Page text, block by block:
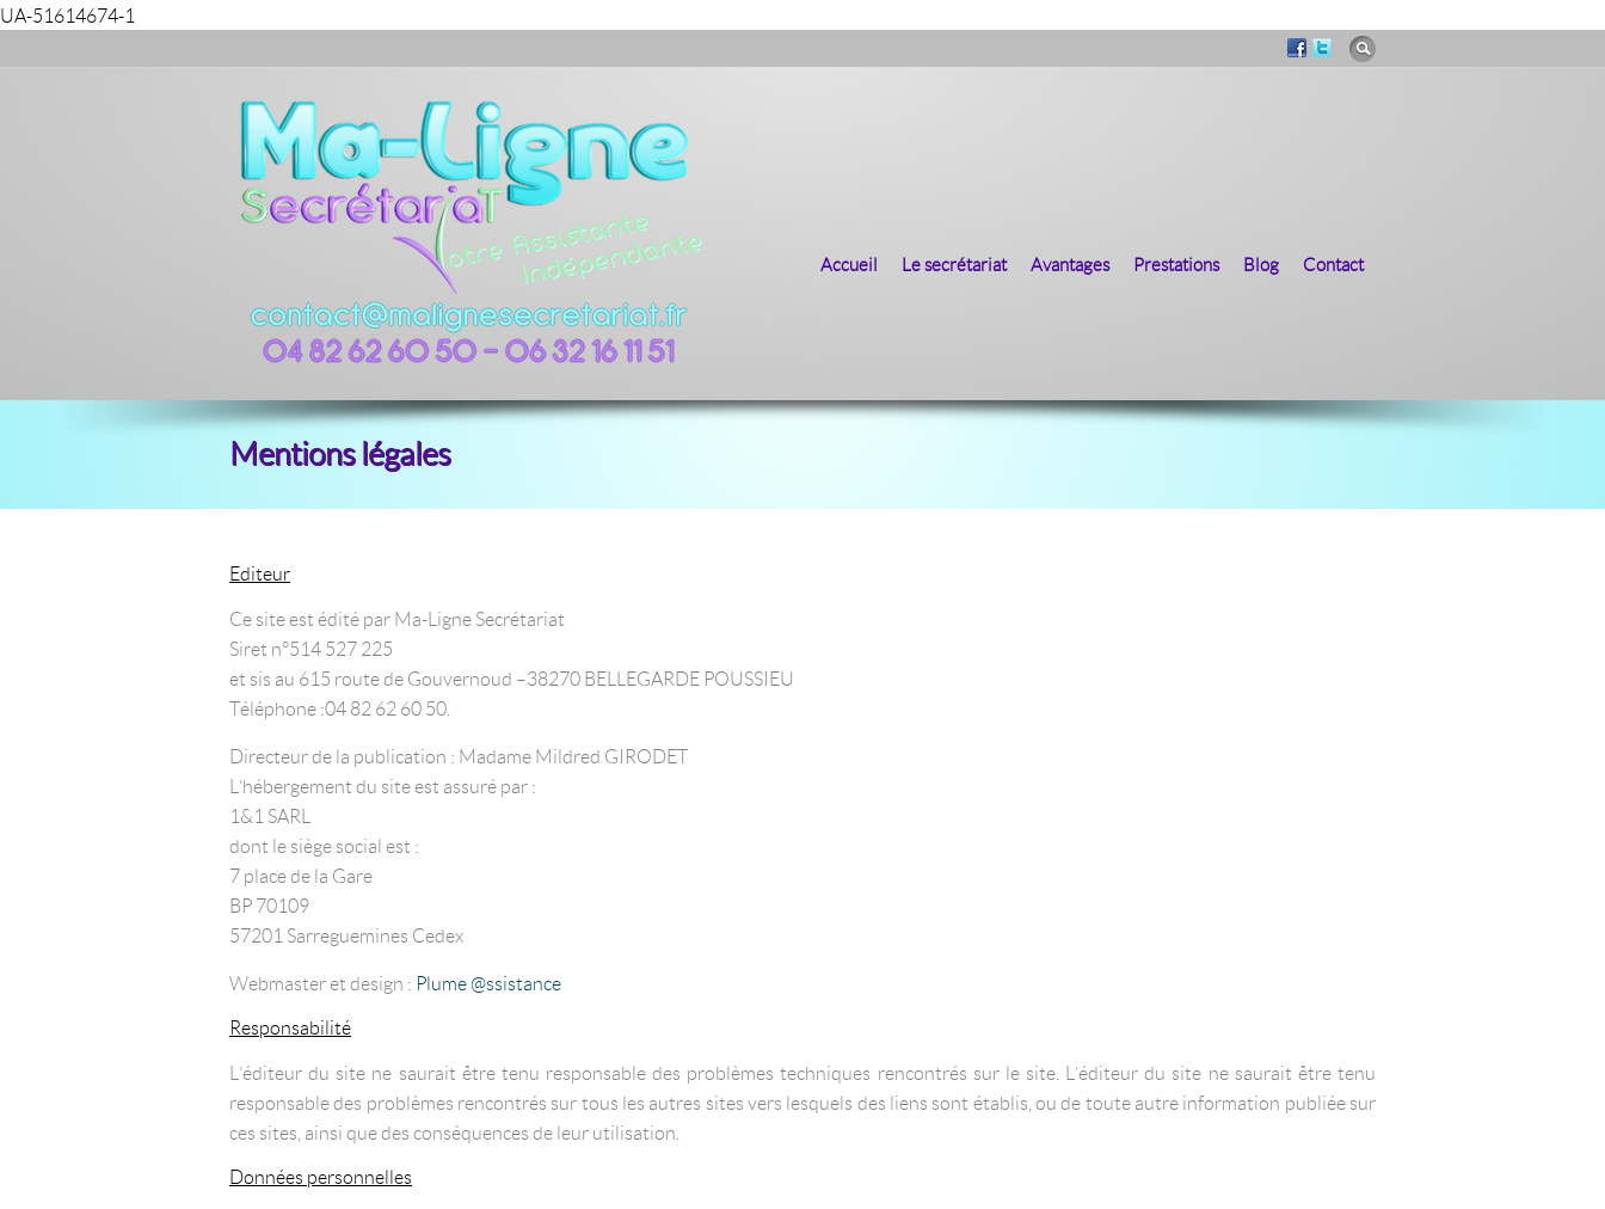
UA-51614674-1
Go to:
Accueil Le secrétariat Avantages Prestations Blog Contact
Mentions légales
Editeur
Ce site est édité par Ma-Ligne Secrétariat
Siret n° 514 527 225
et sis au 615 route de Gouvernoud – 38270 BELLEGARDE POUSSIEU
Téléphone : 04 82 62 60 50.
Directeur de la publication : Madame Mildred GIRODET
L’hébergement du site est assuré par :
1&1 SARL
dont le siège social est :
7 place de la Gare
BP 70109
57201 Sarreguemines Cedex
Webmaster et design : Plume @ssistance
Responsabilité
L’éditeur du site ne saurait être tenu responsable des problèmes techniques rencontrés sur le site. L’éditeur du site ne saurait être tenu
responsable des problèmes rencontrés sur tous les autres sites vers lesquels des liens sont établis, ou de toute autre information publiée sur
ces sites, ainsi que des conséquences de leur utilisation.
Données personnelles